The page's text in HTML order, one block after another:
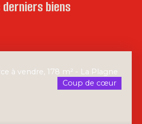
derniers biens
Coup de cœur